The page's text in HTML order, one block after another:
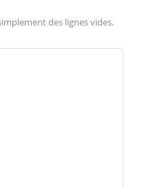
des lignes vides.